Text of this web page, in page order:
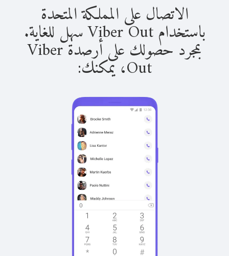
الاتصال على المملكة المتحدة
باستخدام Viber Out سهل للغاية.
بمجرد حصولك على أرصدة Viber
Out، يمكنك: